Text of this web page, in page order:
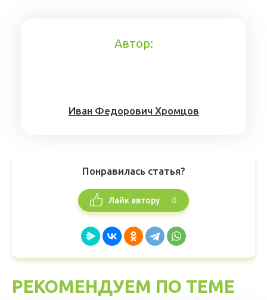
Автор:
Иван Федорович Хромцов
Понравилась статья?
Лайк автору 0
РЕКОМЕНДУЕМ ПО ТЕМЕ